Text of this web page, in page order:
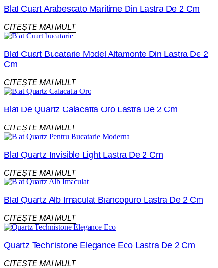
Blat Cuart Arabescato Maritime Din Lastra De 2 Cm
CITEȘTE MAI MULT
Blat Cuart Bucatarie Model Altamonte Din Lastra De 2
Cm
CITEȘTE MAI MULT
Blat De Quartz Calacatta Oro Lastra De 2 Cm
CITEȘTE MAI MULT
Blat Quartz Invisible Light Lastra De 2 Cm
CITEȘTE MAI MULT
Blat Quartz Alb Imaculat Biancopuro Lastra De 2 Cm
CITEȘTE MAI MULT
Quartz Technistone Elegance Eco Lastra De 2 Cm
CITEȘTE MAI MULT